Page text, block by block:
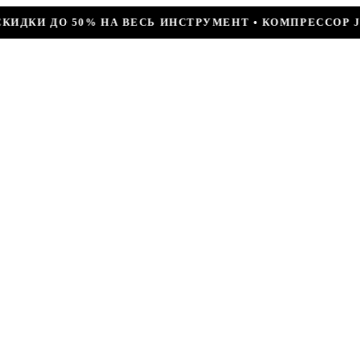
• КОМПРЕССОР JIAXIPERA T1114YB,